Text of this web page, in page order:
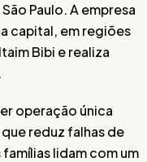
Paulo. A empresa
capital, em regiões
Bibi e realiza
operação única
reduz falhas de
lidam com um